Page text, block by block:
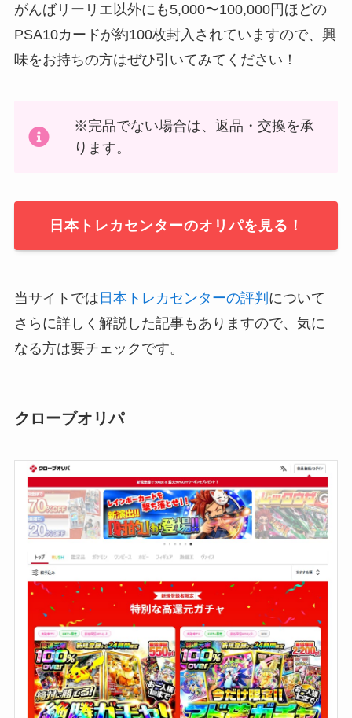
がんばリーリエ以外にも5,000〜100,000円ほどの
PSA10カードが約100枚封入されていますので、興
味をお持ちの方はぜひ引いてみてください！
※完品でない場合は、返品・交換を承
ります。
日本トレカセンターのオリパを見る！
当サイトでは 日本トレカセンターの評判 について
さらに詳しく解説した記事もありますので、気に
なる方は要チェックです。
クローブオリパ